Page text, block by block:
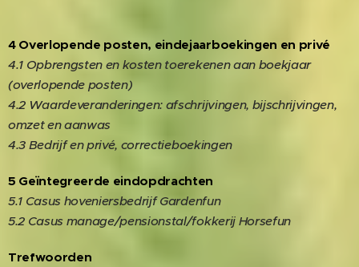
4 Overlopende posten, eindejaarboekingen en privé
4.1 Opbrengsten en kosten toerekenen aan boekjaar
(overlopende posten)
4.2 Waardeveranderingen: afschrijvingen, bijschrijvingen,
omzet en aanwas
4.3 Bedrijf en privé, correctieboekingen
5 Geïntegreerde eindopdrachten
5.1 Casus hoveniersbedrijf Gardenfun
5.2 Casus manage/pensionstal/fokkerij Horsefun
Trefwoorden